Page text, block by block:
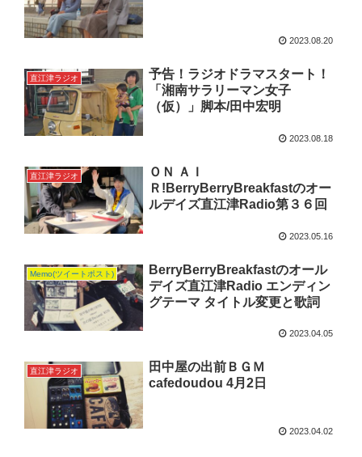
2023.08.20
直江津ラジオ
予告！ラジオドラマスタート！
「湘南サラリーマン女子
（仮）」脚本/田中宏明
2023.08.18
直江津ラジオ
ＯＮ ＡＩ
Ｒ!BerryBerryBreakfastのオー
ルデイズ直江津Radio第３６回
2023.05.16
Memo(ツイートポスト)
BerryBerryBreakfastのオール
デイズ直江津Radio エンディン
グテーマ タイトル変更と歌詞
2023.04.05
直江津ラジオ
田中屋の出前ＢＧＭ
cafedoudou 4月2日
2023.04.02